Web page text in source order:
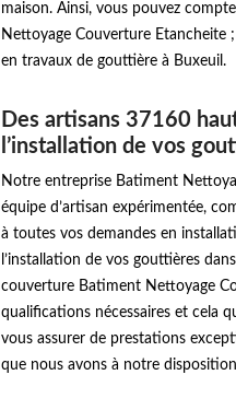
maison. Ainsi, vous pouvez
Nettoyage Couverture
en travaux de gouttière à Buxeuil.
Des artisans 37160
l’installation de vos
Notre entreprise Batiment
équipe d’artisan expérimentée,
à toutes vos demandes en
l’installation de vos gouttières
couverture Batiment Nettoyage
qualifications nécessaires et cela
vous assurer de prestations
que nous avons à notre